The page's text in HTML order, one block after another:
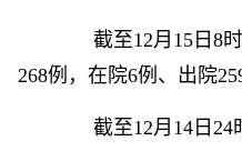
截至12月15日8时
268例，在院6例、出院
截至12月14日24